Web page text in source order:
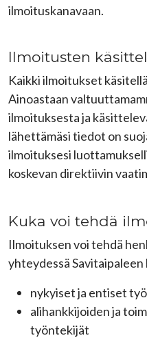
ilmoituskanavaan.
Ilmoitusten
Kaikki ilmoitukset
Ainoastaan
ilmoituksesta ja
lähettämäsi tiedot on
ilmoituksesi
koskevan direktiivin
Kuka voi tehdä
Ilmoituksen voi tehdä
yhteydessä Savitaipaleen
nykyiset ja entiset
alihankkijoiden ja
työntekijät